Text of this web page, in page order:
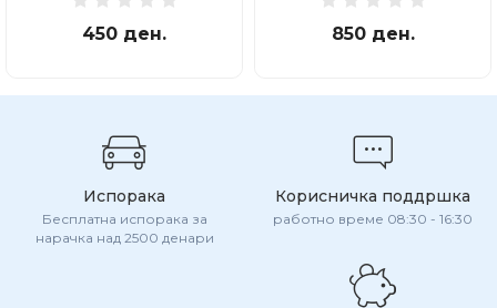
450 ден. 850 ден.
Испорака
Бесплатна испорака за
нарачка над 2500 денари
Корисничка поддршка
работно време 08:30 - 16:30